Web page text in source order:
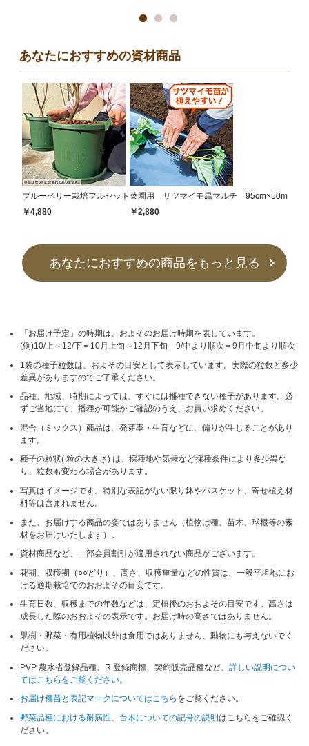
あなたにおすすめの資材商品
ブルーベリー栽培フルセット
￥4,880
菜園用 サツマイモ黒マルチ 95cm×50m
￥2,880
あなたにおすすめの商品をもっと見る
「お届け予定」の時期は、およそのお届け時期を表しています。
(例)10/上～12/下＝10月上旬～12月下旬 9/中より順次＝9月中旬より順次
1袋の種子粒数は、およその目安として表示しています。実際の粒数と多少
差異がありますのでご了承ください。
品種、地域、時期によっては、すぐには播種できない種子があります。必
ずご当地にて、播種が可能かご確認のうえ、お買い求めください。
混合（ミックス）商品は、発芽率・生育などに、偏りが生じることがあり
ます。
種子の粒状( 粒の大きさ) は、採種地や気候など採種条件により多少異な
り、粒数も変わる場合があります。
写真はイメージです。特別な表記がない限り鉢やバスケット、寄せ植え材
料等は含まれません。
また、お届けする商品の姿ではありません（植物は種、苗木、球根等の素
材をお届けいたします）。
資材商品など、一部会員割引が適用されない商品がございます。
花期、収穫期（○○どり）、高さ、収穫重量などの性質は、一般平坦地にお
ける適期栽培でのおおよその目安です。
生育日数、収穫までの年数などは、定植後のおおよその目安です。高さは
成長した際のおおよその表示です。お届け時の高さではありません。
果樹・野菜・有用植物以外は食用ではありません、動物にも与えないでく
ださい。
PVP 農水省登録品種、R 登録商標、契約販売品種など、詳しい説明につい
てはこちらをご覧ください。
お届け種苗と表記マークについてはこちら をご覧ください。
野菜品種における耐病性、台木についての記号の説明はこちらをご確認く
ださい。